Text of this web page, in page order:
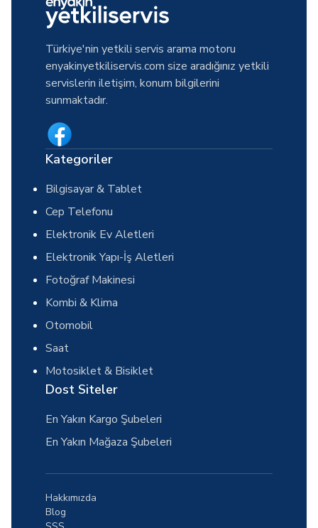
Türkiye'nin yetkili servis arama motoru
enyakinyetkiliservis.com size aradığınız yetkili
servislerin iletişim, konum bilgilerini
sunmaktadır.
Kategoriler
Bilgisayar & Tablet
Cep Telefonu
Elektronik Ev Aletleri
Elektronik Yapı-İş Aletleri
Fotoğraf Makinesi
Kombi & Klima
Otomobil
Saat
Motosiklet & Bisiklet
Dost Siteler
En Yakın Kargo Şubeleri
En Yakın Mağaza Şubeleri
Hakkımızda
Blog